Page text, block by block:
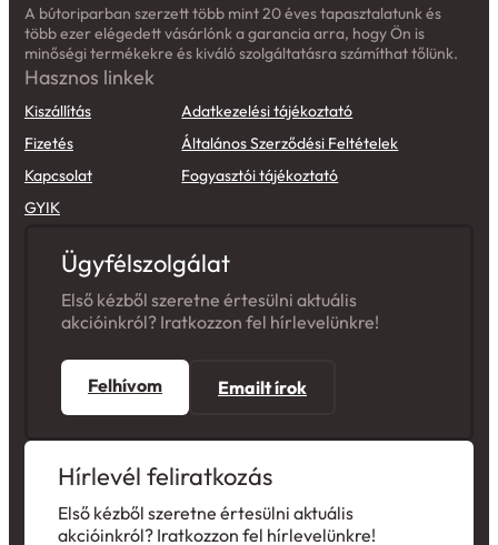
A bútoriparban szerzett több mint 20 éves tapasztalatunk és
több ezer elégedett vásárlónk a garancia arra, hogy Ön is
minőségi termékekre és kiváló szolgáltatásra számíthat tőlünk.
Hasznos linkek
Kiszállítás
Fizetés
Kapcsolat
GYIK
Adatkezelési tájékoztató
Általános Szerződési Feltételek
Fogyasztói tájékoztató
Ügyfélszolgálat
Első kézből szeretne értesülni aktuális
akcióinkról? Iratkozzon fel hírlevelünkre!
Felhívom Emailt írok
Hírlevél feliratkozás
Első kézből szeretne értesülni aktuális
akcióinkról? Iratkozzon fel hírlevelünkre!